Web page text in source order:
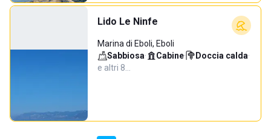
Lido Le Ninfe
Marina di Eboli, Eboli
Sabbiosa· Cabine· Doccia calda·
e altri 8…